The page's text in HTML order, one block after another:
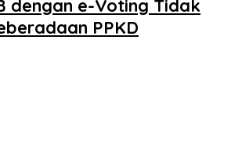
dengan e-Voting Tidak
PPKD